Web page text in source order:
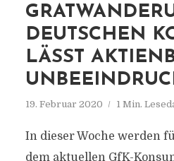
DEUTSCHEN
LÄSST
19. Februar 2020 1 Min.
In dieser Woche werden
dem aktuellen GfK-